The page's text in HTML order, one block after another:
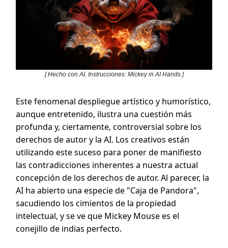
[ Hecho con AI. Instrucciones: Mickey in AI Hands ]
Este fenomenal despliegue artístico y humorístico,
aunque entretenido, ilustra una cuestión más
profunda y, ciertamente, controversial sobre los
derechos de autor y la AI. Los creativos están
utilizando este suceso para poner de manifiesto
las contradicciones inherentes a nuestra actual
concepción de los derechos de autor. Al parecer, la
AI ha abierto una especie de "Caja de Pandora",
sacudiendo los cimientos de la propiedad
intelectual, y se ve que Mickey Mouse es el
conejillo de indias perfecto.